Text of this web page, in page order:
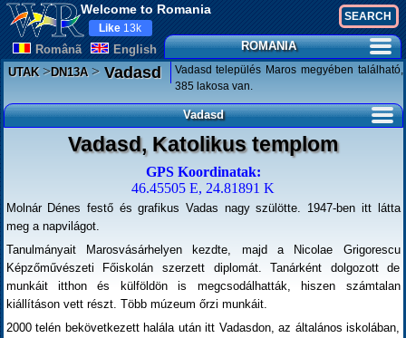
Welcome to Romania
Românã English
Like 13k
ROMANIA
UTAK>DN13A>Vadasd
Vadasd település Maros megyében található,
385 lakosa van.
Vadasd
Vadasd, Katolikus templom
GPS Koordinatak:
46.45505 E, 24.81891 K
Molnár Dénes festő és grafikus Vadas nagy szülötte. 1947-ben itt látta
meg a napvilágot.
Tanulmányait Marosvásárhelyen kezdte, majd a Nicolae Grigorescu
Képzőművészeti Főiskolán szerzett diplomát. Tanárként dolgozott de
munkáit itthon és külföldön is megcsodálhatták, hiszen számtalan
kiállításon vett részt. Több múzeum őrzi munkáit.
2000 telén bekövetkezett halála után itt Vadasdon, az általános iskolában,